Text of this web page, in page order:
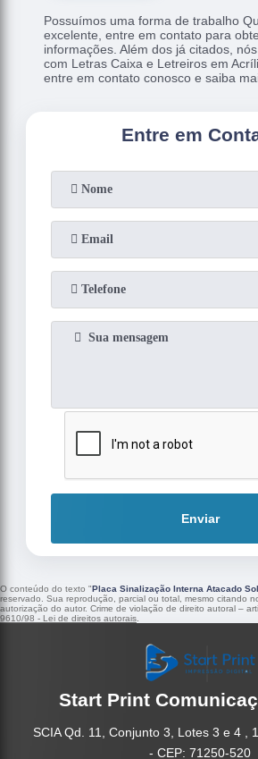
Possuímos uma forma de trabalho
excelente, entre em contato para
informações. Além dos já citados,
com Letras Caixa e Letreiros em
entre em contato conosco e saiba
Entre em
Enviar
O conteúdo do texto "Placa Sinalização Interna Atacado
reservado. Sua reprodução, parcial ou total, mesmo citando
autorização do autor. Crime de violação de direito autoral –
9610/98 - Lei de direitos autorais
Start Print
SCIA Qd. 11, Conjunto 3, Lotes 3 e 4 ,
- CEP: 71250-520